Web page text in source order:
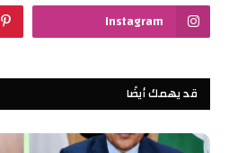
Instagram
قد يهمك أيضًا